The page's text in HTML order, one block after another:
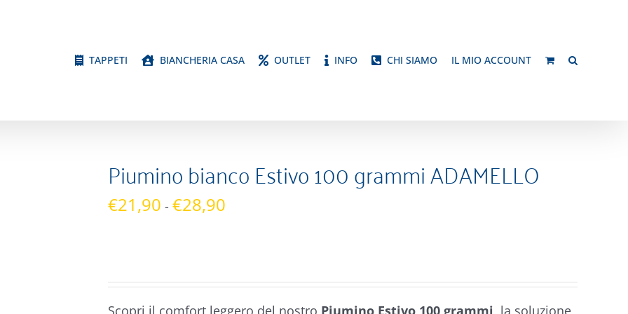
TAPPETI BIANCHERIA CASA OUTLET INFO CHI SIAMO IL MIO ACCOUNT
Piumino bianco Estivo 100 grammi ADAMELLO
€21,90 - €28,90
Scopri il comfort leggero del nostro Piumino Estivo 100 grammi, la soluzione